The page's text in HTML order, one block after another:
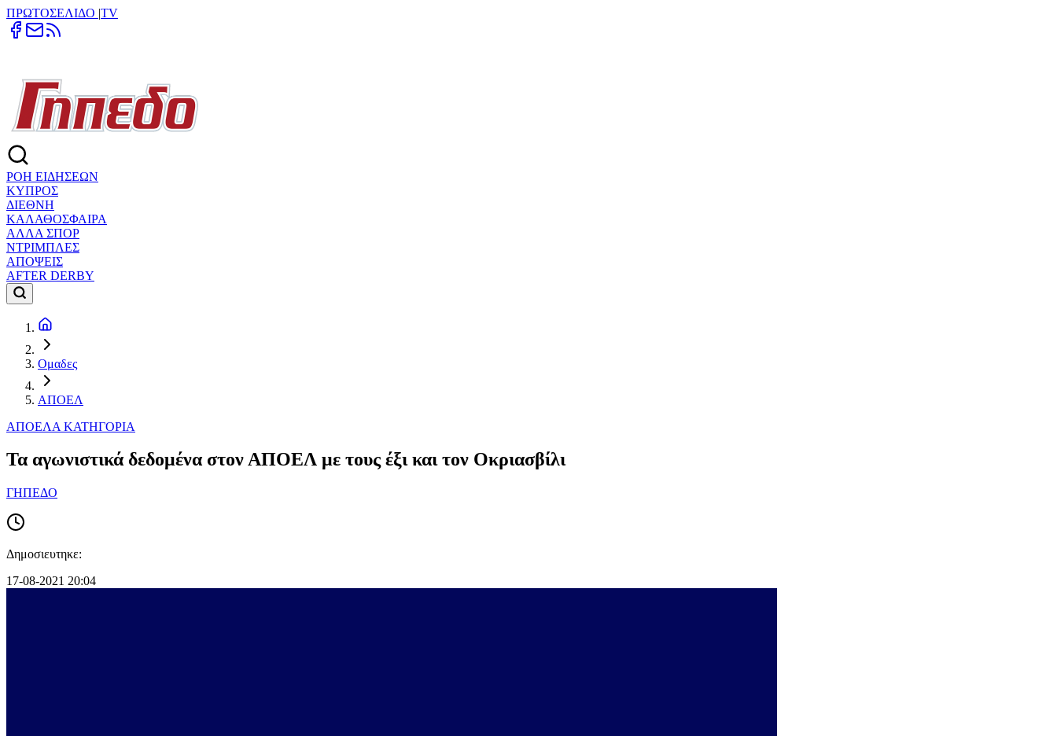
ΠΡΩΤΟΣΕΛΙΔΟ |TV
ΡΟΗ ΕΙΔΗΣΕΩΝ
ΚΥΠΡΟΣ
ΔΙΕΘΝΗ
ΚΑΛΑΘΟΣΦΑΙΡΑ
ΑΛΛΑ ΣΠΟΡ
ΝΤΡΙΜΠΛΕΣ
ΑΠΟΨΕΙΣ
AFTER DERBY
Ομαδες
ΑΠΟΕΛ
ΑΠΟΕΛΑ ΚΑΤΗΓΟΡΙΑ
Τα αγωνιστικά δεδομένα στον ΑΠΟΕΛ με τους έξι και τον Οκριασβίλι
ΓΗΠΕΔΟ
Δημοσιευτηκε:
17-08-2021 20:04